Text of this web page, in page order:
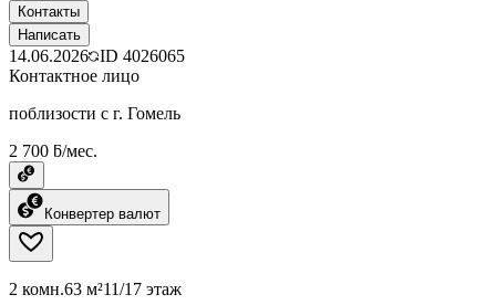
Контакты
Написать
14.06.2026 ID 4026065
Контактное лицо
поблизости с г. Гомель
2 700 ƃ/мес.
Конвертер валют
2 комн.63 м²11/17 этаж